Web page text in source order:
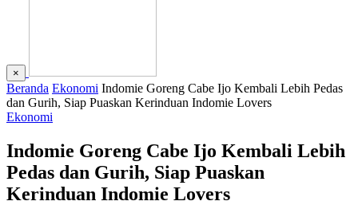
×
Beranda Ekonomi Indomie Goreng Cabe Ijo Kembali Lebih Pedas
dan Gurih, Siap Puaskan Kerinduan Indomie Lovers
Ekonomi
Indomie Goreng Cabe Ijo Kembali Lebih
Pedas dan Gurih, Siap Puaskan
Kerinduan Indomie Lovers